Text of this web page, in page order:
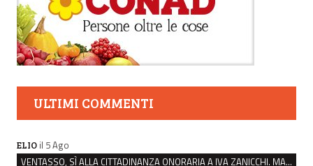
ULTIMI COMMENTI
ELIO il 5 Ago
VENTASSO, SÌ ALLA CITTADINANZA ONORARIA A IVA ZANICCHI. MA BARGIACCHI: “È DI PESSIMO GUSTO”